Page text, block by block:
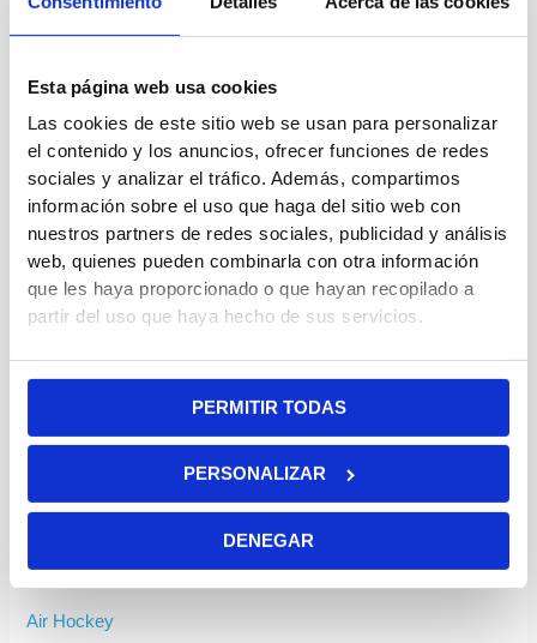
Esta página web usa cookies
Las cookies de este sitio web se usan para personalizar
el contenido y los anuncios, ofrecer funciones de redes
sociales y analizar el tráfico. Además, compartimos
información sobre el uso que haga del sitio web con
nuestros partners de redes sociales, publicidad y análisis
web, quienes pueden combinarla con otra información
que les haya proporcionado o que hayan recopilado a
partir del uso que haya hecho de sus servicios.
PERMITIR TODAS
PERSONALIZAR
DENEGAR
Deja un comentario
Lo siento, debes estarconectadopara publicar un
comentario.
Categorías
Air Hockey